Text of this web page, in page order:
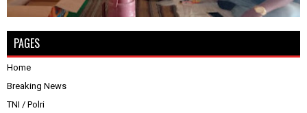
PAGES
Home
Breaking News
TNI / Polri